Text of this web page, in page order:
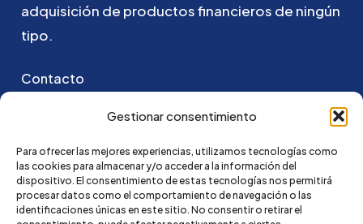
Gestionar consentimiento
Para ofrecer las mejores experiencias, utilizamos tecnologías como
las cookies para almacenar y/o acceder a la información del
dispositivo. El consentimiento de estas tecnologías nos permitirá
procesar datos como el comportamiento de navegación o las
identificaciones únicas en este sitio. No consentir o retirar el
adquisición de productosfinancieros de ningún
tipo.
Contacto
Puedes ponerte en contacto con nosotros
hola@credi4me.com